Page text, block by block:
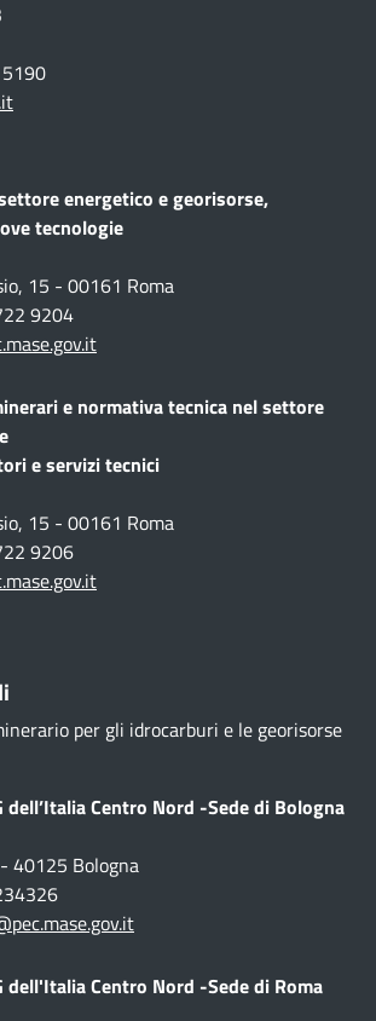
energetico e georisorse,
tecnologie
15 - 00161 Roma
9204
e normativa tecnica nel settore
e servizi tecnici
15 - 00161 Roma
9206
per gli idrocarburi e le georisorse
dell’Italia Centro Nord -Sede di Bologna
40125 Bologna
dell'Italia Centro Nord -Sede di Roma